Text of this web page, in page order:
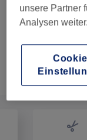
Maxi French
2 Std.
Nicht gefunden
Alle Services
unsere Partner
Analysen weiter.